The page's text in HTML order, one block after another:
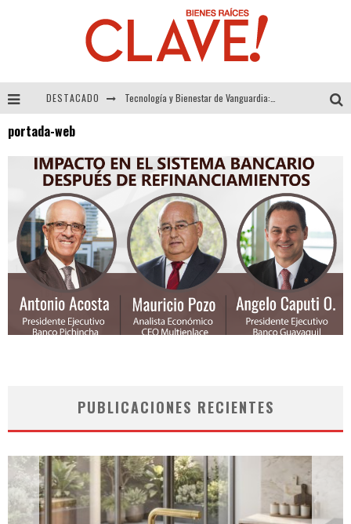
DESTACADO
Alexandra Bedoya – La Constancia detrás de La Paletería
El Despertar de la Calidez: Acabados Dorados de FV para Elevar tu Espacio
portada-web
PUBLICACIONES RECIENTES